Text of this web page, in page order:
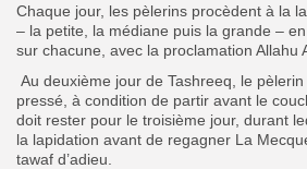
Chaque jour, les pèlerins procèdent à la
– la petite, la médiane puis la grande –
sur chacune, avec la proclamation Allahu
Au deuxième jour de Tashreeq, le
pressé, à condition de partir avant le
doit rester pour le troisième jour, durant
la lapidation avant de regagner La
tawaf d’adieu.